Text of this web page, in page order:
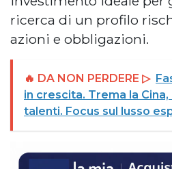
ricerca di un profilo
azioni e obbligazioni.
🔥 DA NON PERDERE ▷
in crescita. Trema la
talenti. Focus sul lusso